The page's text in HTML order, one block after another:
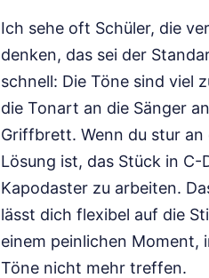
Ich sehe oft Schüler, die
denken, das sei der
schnell: Die Töne sind viel
die Tonart an die Sänger
Griffbrett. Wenn du stur
Lösung ist, das Stück in
Kapodaster zu arbeiten.
lässt dich flexibel auf die
einem peinlichen Moment,
Töne nicht mehr treffen.